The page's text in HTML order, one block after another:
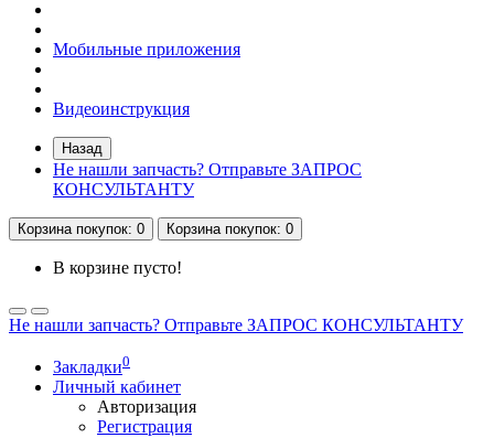
Мобильные приложения
Видеоинструкция
Назад
Не нашли запчасть? Отправьте ЗАПРОС
КОНСУЛЬТАНТУ
Корзинапокупок: 0 Корзинапокупок: 0
В корзине пусто!
Не нашли запчасть? Отправьте ЗАПРОС КОНСУЛЬТАНТУ
Закладки0
Личный кабинет
Авторизация
Регистрация